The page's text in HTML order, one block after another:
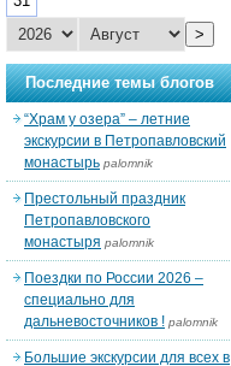
>
Последние темы блогов
“Храм у озера” – летние
экскурсии в Петропавловский
монастырь palomnik
Престольный праздник
Петропавловского
монастыря palomnik
Поездки по России 2026 –
специально для
дальневосточников ! palomnik
Большие экскурсии для всех в